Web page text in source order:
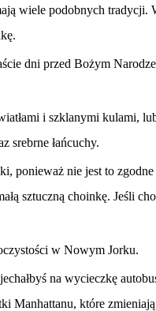
wiele podobnych tradycji.
dni przed Bożym
i szklanymi kulami,
srebrne łańcuchy.
ponieważ nie jest to
sztuczną choinkę. Jeśli
w Nowym Jorku.
na wycieczkę
Manhattanu, które